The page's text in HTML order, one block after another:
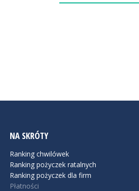
NA SKRÓTY
Ranking chwilówek
Ranking pożyczek ratalnych
Ranking pożyczek dla firm
Płatności